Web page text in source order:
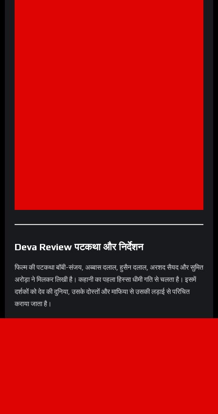
Deva Review पटकथा और निर्देशन
फिल्म की पटकथा बॉबी-संजय, अब्बास दलाल, हुसैन दलाल, अरशद सैयद और सुमित
अरोड़ा ने मिलकर लिखी है। कहानी का पहला हिस्सा धीमी गति से चलता है। इसमें
दर्शकों को देव की दुनिया, उसके दोस्तों और माफिया से उसकी लड़ाई से परिचित
कराया जाता है।